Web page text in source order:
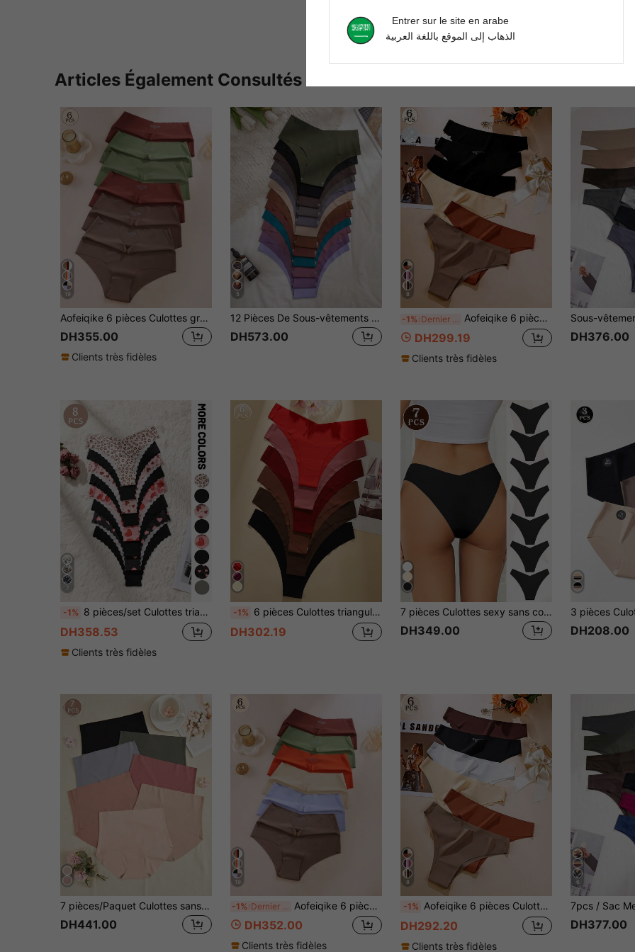
Articles Également Consultés
19
Aofeiqike 6 pièces Culottes grandes tailles à taille haute pour femmes, culottes sexy sans couture en soie de glace respirante, sous-vêtements confortables et doux
DH355.00
Clients très fidèles
5
12 Pièces De Sous-vêtements Triangulaires Confortables Sans Couture De Couleur Unie
DH573.00
8
-1% Dernier jour Aofeiqike 6 pièces Culottes sans couture en soie de glace pour femmes, culottes triangle sexy à taille moyenne, culottes invisibles respirantes, douces et agréables à la peau, convenant pour le sport, le yoga et le port quotidien
DH299.19
Clients très fidèles
DH376.00
7
-1% 8 pièces/set Culottes triangulaires sans couture pour femmes avec imprimé léopard et couleur unie avec bordure ondulée, tissu confortable et lisse
DH358.53
Clients très fidèles
-1% 6 pièces Culottes triangulaires sans couture pour femmes, sous-vêtements de couleur unie en tissu confortable et lisse
DH302.19
7 pièces Culottes sexy sans couture en forme de V, slips triangulaires doux et confortables, sous-vêtements invisibles pour femmes
DH349.00 DH208.00
7 pièces/Paquet Culottes sans couture à taille haute pour femmes
DH441.00
19
-1% Dernier jour Aofeiqike 6 pièces Culottes grandes tailles à taille haute pour femmes, culottes sexy sans couture en soie glacée respirante, sous-vêtements confortables et doux
DH352.00
Clients très fidèles
8
-1% Aofeiqike 6 pièces Culottes sans couture en soie de glace pour femmes, culottes triangle sexy à taille moyenne, culottes invisibles respirantes, douces et respectueuses de la peau, convenant pour le sport, le yoga et le port quotidien
DH292.20
Clients très fidèles
6
DH377.00
Entrer sur le site en arabe
الذهاب إلى الموقع باللغة العربية